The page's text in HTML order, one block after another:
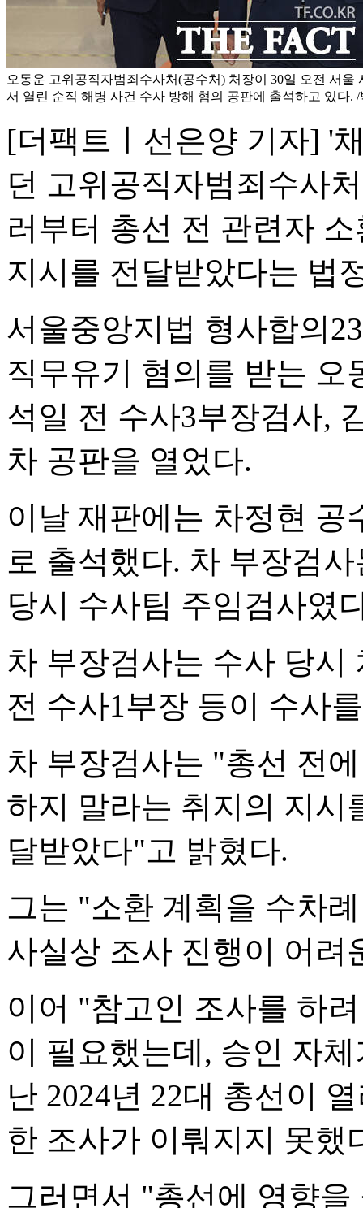
오동운 고위공직자범죄수사처(공수처) 처장이 30일 오전 서울
서 열린 순직 해병 사건 수사 방해 혐의 공판에 출석하고 있다.
[더팩트ㅣ선은양 기자] '
던 고위공직자범죄수사
러부터 총선 전 관련자
지시를 전달받았다는 법
서울중앙지법 형사합의
직무유기 혐의를 받는 오
석일 전 수사3부장검사,
차 공판을 열었다.
이날 재판에는 차정현 공
로 출석했다. 차 부장검
당시 수사팀 주임검사였
차 부장검사는 수사 당시
전 수사1부장 등이 수사
차 부장검사는 "총선 전
하지 말라는 취지의 지시
달받았다"고 밝혔다.
그는 "소환 계획을 수차
사실상 조사 진행이 어려
이어 "참고인 조사를 하
이 필요했는데, 승인 자
난 2024년 22대 총선이
한 조사가 이뤄지지 못했
그러면서 "총선에 영향